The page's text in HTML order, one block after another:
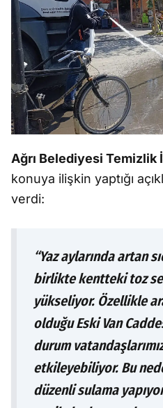
Ağrı Belediyesi
konuya ilişkin yaptığı
verdi:
“Yaz aylarında artan
birlikte kentteki toz
yükseliyor. Özellikle
olduğu Eski Van
durum
etkileyebiliyor. Bu
düzenli sulama